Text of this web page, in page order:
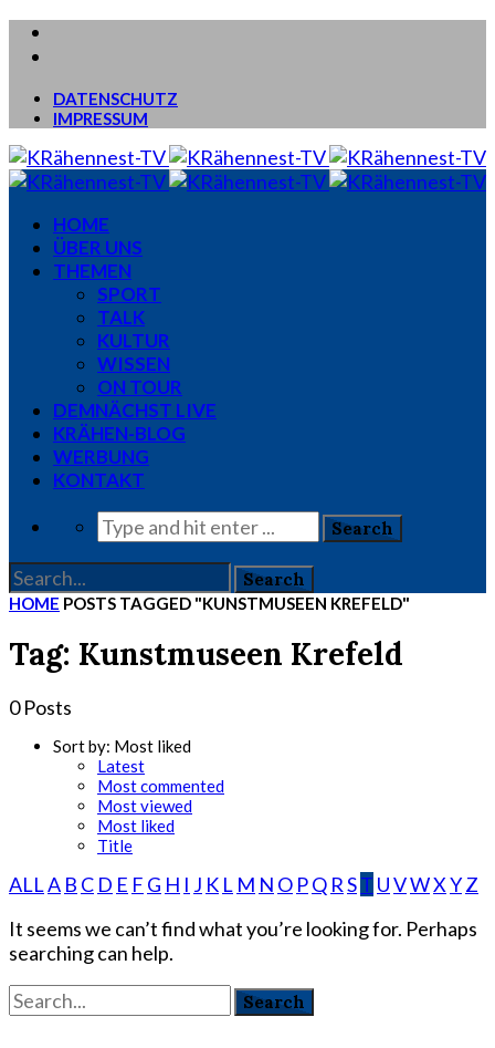
DATENSCHUTZ
IMPRESSUM
HOME
ÜBER UNS
THEMEN
SPORT
TALK
KULTUR
WISSEN
ON TOUR
DEMNÄCHST LIVE
KRÄHEN-BLOG
WERBUNG
KONTAKT
HOME POSTS TAGGED "KUNSTMUSEEN KREFELD"
Tag: Kunstmuseen Krefeld
0 Posts
Sort by: Most liked
Latest
Most commented
Most viewed
Most liked
Title
ALLA B C D E F G H I J K L M N O PQ RST UVWXYZ
It seems we can’t find what you’re looking for. Perhaps
searching can help.